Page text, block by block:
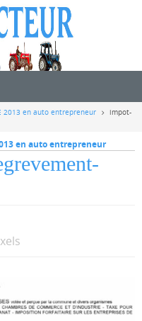
2013 en auto entrepreneur
impot-
en auto entrepreneur